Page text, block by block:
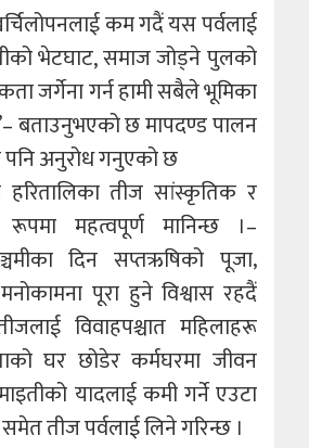
कम गदैं यस पर्वलाई
भेटघाट, समाज जोड्ने पुलको
जर्गेना गर्न हामी सबैले भूमिका
बताउनुभएको छ मापदण्ड पालन
पनि अनुरोध गनुएको छ
हरितालिका तीज सांस्कृतिक र
रूपमा महत्वपूर्ण मानिन्छ ।–
दिन सप्तऋषिको पूजा‚
पूरा हुने विश्वास रहदैं
विवाहपश्चात महिलाहरू
घर छोडेर कर्मघरमा जीवन
यादलाई कमी गर्ने एउटा
तीज पर्वलाई लिने गरिन्छ ।